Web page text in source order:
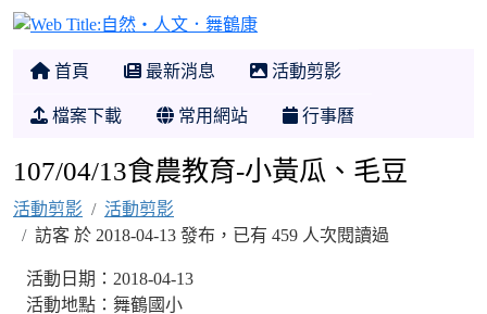
自然‧人文．舞鶴康
首頁 最新消息 活動剪影
檔案下載 常用網站 行事曆
107/04/13食農教育-小黃瓜、毛豆
活動剪影
活動剪影
訪客 於 2018-04-13 發布，已有 459 人次閱讀過
活動日期：2018-04-13
活動地點：舞鶴國小